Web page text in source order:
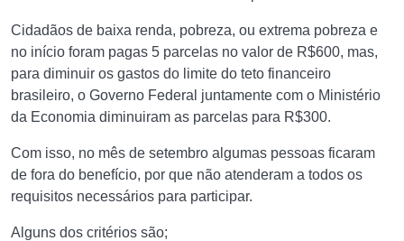
Cidadãos de baixa renda, pobreza, ou extrema pobreza e
no início foram pagas 5 parcelas no valor de R$600, mas,
para diminuir os gastos do limite do teto financeiro
brasileiro, o Governo Federal juntamente com o Ministério
da Economia diminuiram as parcelas para R$300.
Com isso, no mês de setembro algumas pessoas ficaram
de fora do benefício, por que não atenderam a todos os
requisitos necessários para participar.
Alguns dos critérios são;